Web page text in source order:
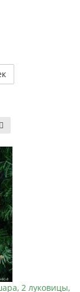
2 луковицы,